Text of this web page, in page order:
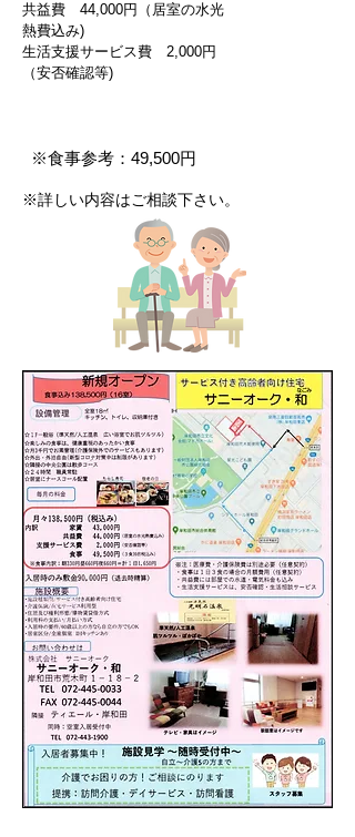
共益費 44,000円（居室の水光
熱費込み)
​生活支援サービス費 2,000円
（安否確認等)
※食事参考：49,500円
※詳しい内容はご相談下さい。